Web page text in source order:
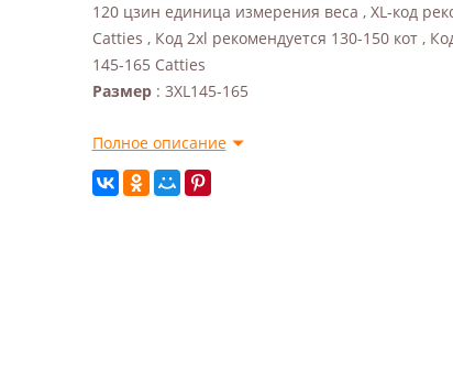
120 цзин единица измерения веса , XL-код
Catties , Код 2xl рекомендуется 130-150 кот ,
145-165 Catties
Размер : 3XL145-165
Полное описание